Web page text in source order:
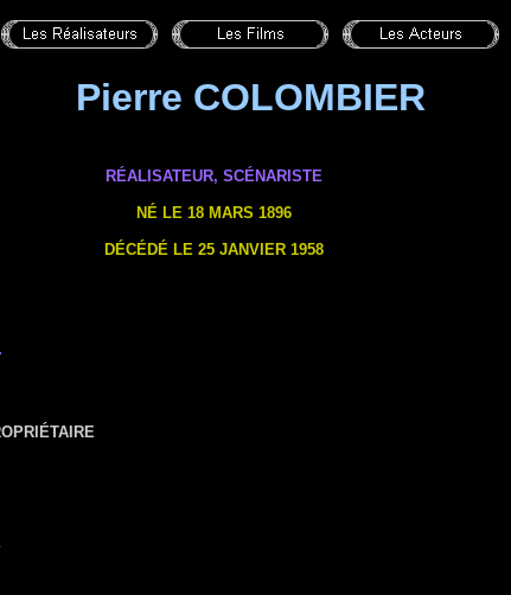
Pierre COLOMBIER
RÉALISATEUR, SCÉNARISTE
NÉ LE 18 MARS 1896
DÉCÉDÉ LE 25 JANVIER 1958